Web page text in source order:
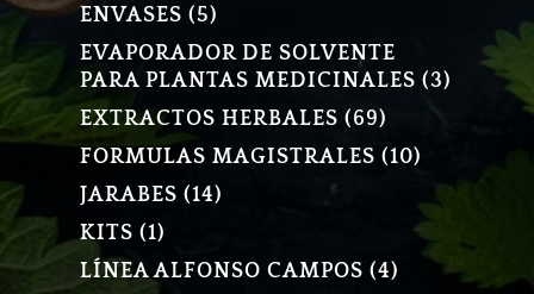
ENVASES 55
PRODUCTOS
EVAPORADOR DE SOLVENTE
PARA PLANTAS MEDICINALES
33
EXTRACTOS HERBALES 6969
PRODUCTOS
FORMULAS MAGISTRALES 1010
JARABES 1414
KITS 11
PRODUCTO
LÍNEA ALFONSO CAMPOS 44